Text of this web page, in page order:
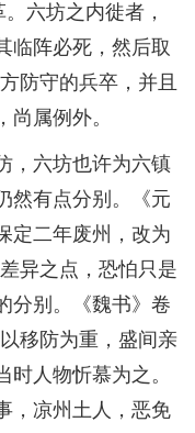
六坊之内徙者，
临阵必死，然后取
防守的兵卒，并且
属例外。
六坊也许为六镇
然有点分别。《元
定二年废州，改为
异之点，恐怕只是
分别。《魏书》卷
移防为重，盛间亲
人物忻慕为之。
，凉州土人，恶免